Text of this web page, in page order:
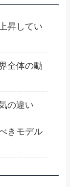
昇してい
全体の動
の違い
きモデル